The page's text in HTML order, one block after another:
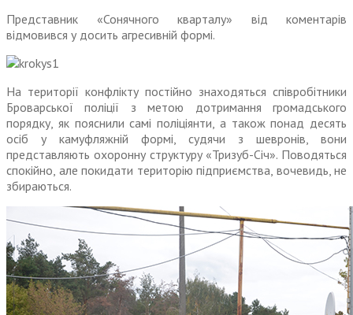
Представник «Сонячного кварталу» від коментарів
відмовився у досить агресивній формі.
На території конфлікту постійно знаходяться співробітники
Броварської поліції з метою дотримання громадського
порядку, як пояснили самі поліціянти, а також понад десять
осіб у камуфляжній формі, судячи з шевронів, вони
представляють охоронну структуру «Тризуб-Січ». Поводяться
спокійно, але покидати територію підприємства, вочевидь, не
збираються.